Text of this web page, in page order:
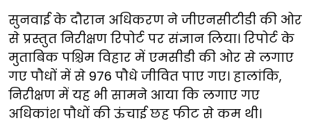
सुनवाई के दौरान अधिकरण ने जीएनसीटीडी की ओर
से प्रस्तुत निरीक्षण रिपोर्ट पर संज्ञान लिया। रिपोर्ट के
मुताबिक पश्चिम विहार में एमसीडी की ओर से लगाए
गए पौधों में से 976 पौधे जीवित पाए गए। हालांकि,
निरीक्षण में यह भी सामने आया कि लगाए गए
अधिकांश पौधों की ऊंचाई छह फीट से कम थी।